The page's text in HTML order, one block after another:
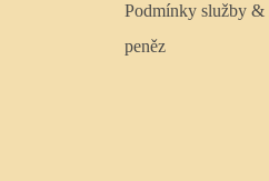
Podmínky služby &
peněz